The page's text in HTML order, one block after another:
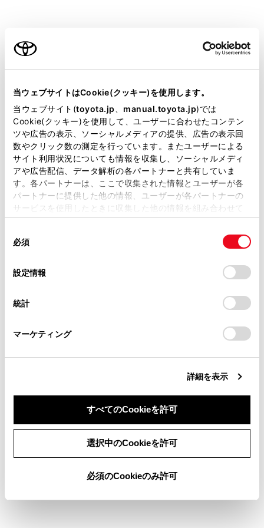
当ウェブサイトはCookie(クッキー)を使用します。
当ウェブサイト(toyota.jp manual.toyota.jp)では
Cookie(クッキー)を使用して、ユーザーに合わせたコンテン
ツや広告の表示、ソーシャルメディアの提供、広告の表示回
数やクリック数の測定を行っています。またユーザーによる
サイト利用状況についても情報を収集し、ソーシャルメディ
アや広告配信、データ解析の各パートナーと共有していま
す。各パートナーは、ここで収集された情報とユーザーが各
パートナーに提供した他の情報、ユーザーが各パートナーの
サービスを使用したときに収集した他の情報を組み合わせて
使用することがあります。当ウェブサイトの使用を続行する
デバイスにすべてのCookie(クッキー)が保存されることに同
意したことになります。Cookie(クッキー)のオプトアウト、
設定の変更、同意を撤回したりするにあたっては、当社の
「Cookie（クッキー）情報の取り扱いについて
」をご覧くだ
必須
設定情報
統計
マーケティング
詳細を表示
すべてのCookieを許可
選択中のCookieを許可
必須のCookieのみ許可
ご利用の条件
当サイトには、全ての取扱説明書及び補足資料、正誤表等が掲載されているわけ
ではありません。
掲載している取扱説明書はお客様の年式に合致しない場合があります。
取扱説明書は、弊社が著作権その他の知的財産権を保有します。弊社の許可な
く、取扱説明書の一部または全部を、複製、複写、改変もしくは配信等すること
はできません。
当サイトの利用、または利用できなかったことにより万一損害が生じても、弊社
は一切責任を負いません。
掲載内容は予告なく変更、またはサービスを中止することがあります。
同意する
緊急対応の方
緊急対応一覧 警告灯／表示灯一覧
サイト利用について